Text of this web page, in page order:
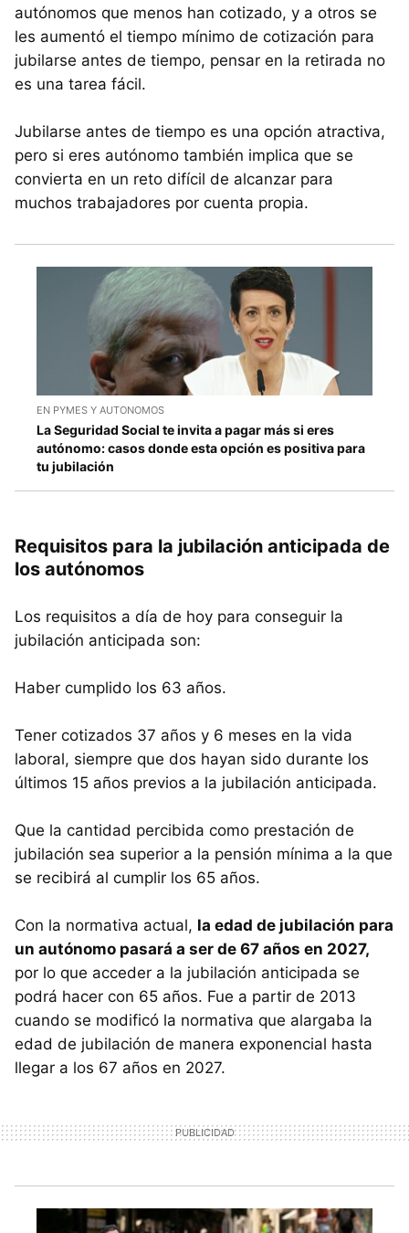
autónomos que menos han cotizado, y a otros se
les aumentó el tiempo mínimo de cotización para
jubilarse antes de tiempo, pensar en la retirada no
es una tarea fácil.
Jubilarse antes de tiempo es una opción atractiva,
pero si eres autónomo también implica que se
convierta en un reto difícil de alcanzar para
muchos trabajadores por cuenta propia.
EN PYMES Y AUTONOMOS
La Seguridad Social te invita a pagar más si eres
autónomo: casos donde esta opción es positiva para
tu jubilación
Requisitos para la jubilación anticipada de
los autónomos
Los requisitos a día de hoy para conseguir la
jubilación anticipada son:
Haber cumplido los 63 años.
Tener cotizados 37 años y 6 meses en la vida
laboral, siempre que dos hayan sido durante los
últimos 15 años previos a la jubilación anticipada.
Que la cantidad percibida como prestación de
jubilación sea superior a la pensión mínima a la que
se recibirá al cumplir los 65 años.
Con la normativa actual, la edad de jubilación para
un autónomo pasará a ser de 67 años en 2027,
por lo que acceder a la jubilación anticipada se
podrá hacer con 65 años. Fue a partir de 2013
cuando se modificó la normativa que alargaba la
edad de jubilación de manera exponencial hasta
llegar a los 67 años en 2027.